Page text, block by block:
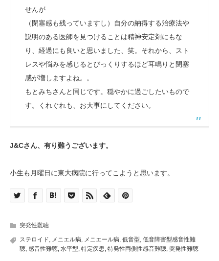
せんが
（閉塞感も残っていますし）自分の納得する治療法や
説明のある医師を見つけることは精神安定剤にもな
り、経過にも良いと思いました、笑。それから、スト
レスや悩みを感じるとびっくりするほど耳鳴りと閉塞
感が増しますよね。。
もとみちさんと同じです。穏やかに過ごしたいもので
す。くれぐれも、お大事にしてください。
J&Cさん、有り難うございます。
小生も月曜日に東大病院に行ってこようと思います。
突発性難聴
ステロイド, メニエル病, メニエール病, 低音型, 低音障害型感音性難
聴, 感音性難聴, 水平型, 特定疾患, 特発性両側性感音難聴, 突発性難聴